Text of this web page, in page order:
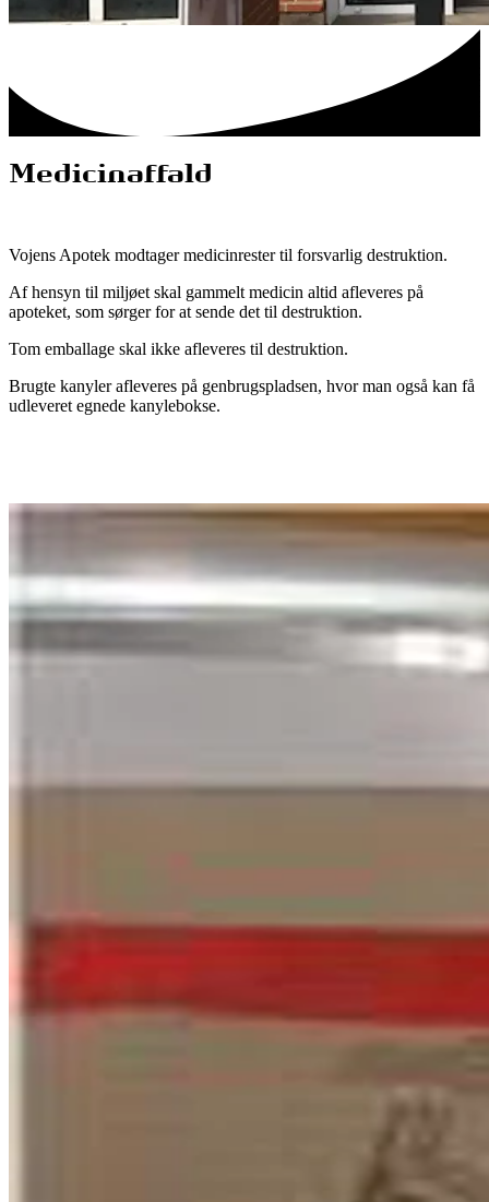
Medicinaffald
Vojens Apotek modtager medicinrester til forsvarlig destruktion.
Af hensyn til miljøet skal gammelt medicin altid afleveres på
apoteket, som sørger for at sende det til destruktion.
Tom emballage skal ikke afleveres til destruktion.
Brugte kanyler afleveres på genbrugspladsen, hvor man også kan få
udleveret egnede kanylebokse.